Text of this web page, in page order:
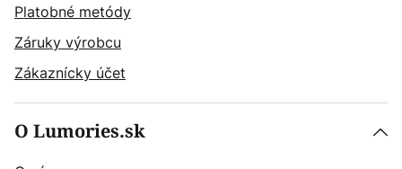
Platobné metódy
Záruky výrobcu
Zákaznícky účet
O Lumories.sk